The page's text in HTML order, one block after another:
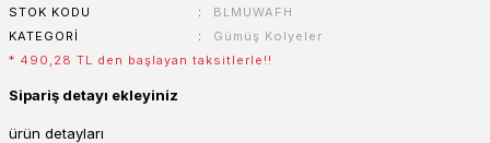
STOK KODU
BLMUWAFH
KATEGORI
Gümüş Kolyeler
* 490,28 TL den başlayan taksitlerle!!
Sipariş detayı ekleyiniz
ürün detayları